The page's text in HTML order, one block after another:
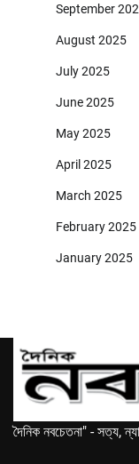
September
August 2025
July 2025
June 2025
May 2025
April 2025
March 2025
February 2025
January 2025
দৈনিক নবচেতনা" - সত্য,